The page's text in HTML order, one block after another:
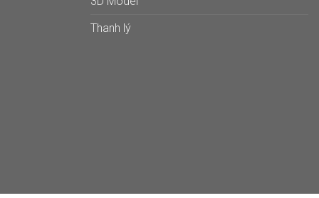
Thanh lý